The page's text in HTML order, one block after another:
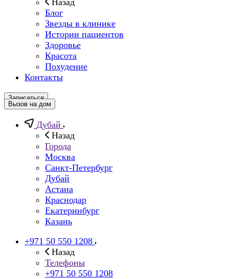
Назад
Блог
Звезды в клинике
Истории пациентов
Здоровье
Красота
Похудение
Контакты
Записаться
Вызов на дом
Дубай
Назад
Города
Москва
Санкт-Петербург
Дубай
Астана
Краснодар
Екатеринбург
Казань
+971 50 550 1208
Назад
Телефоны
+971 50 550 1208